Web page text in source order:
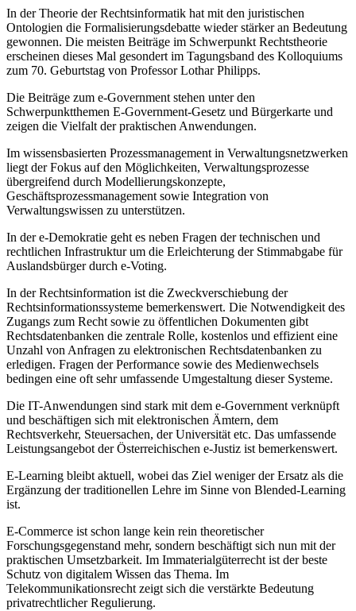
In der Theorie der Rechtsinformatik hat mit den juristischen
Ontologien die Formalisierungsdebatte wieder stärker an Bedeutung
gewonnen. Die meisten Beiträge im Schwerpunkt Rechtstheorie
erscheinen dieses Mal gesondert im Tagungsband des Kolloquiums
zum 70. Geburtstag von Professor Lothar Philipps.
Die Beiträge zum e-Government stehen unter den
Schwerpunktthemen E-Government-Gesetz und Bürgerkarte und
zeigen die Vielfalt der praktischen Anwendungen.
Im wissensbasierten Prozessmanagement in Verwaltungsnetzwerken
liegt der Fokus auf den Möglichkeiten, Verwaltungsprozesse
übergreifend durch Modellierungskonzepte,
Geschäftsprozessmanagement sowie Integration von
Verwaltungswissen zu unterstützen.
In der e-Demokratie geht es neben Fragen der technischen und
rechtlichen Infrastruktur um die Erleichterung der Stimmabgabe für
Auslandsbürger durch e-Voting.
In der Rechtsinformation ist die Zweckverschiebung der
Rechtsinformationssysteme bemerkenswert. Die Notwendigkeit des
Zugangs zum Recht sowie zu öffentlichen Dokumenten gibt
Rechtsdatenbanken die zentrale Rolle, kostenlos und effizient eine
Unzahl von Anfragen zu elektronischen Rechtsdatenbanken zu
erledigen. Fragen der Performance sowie des Medienwechsels
bedingen eine oft sehr umfassende Umgestaltung dieser Systeme.
Die IT-Anwendungen sind stark mit dem e-Government verknüpft
und beschäftigen sich mit elektronischen Ämtern, dem
Rechtsverkehr, Steuersachen, der Universität etc. Das umfassende
Leistungsangebot der Österreichischen e-Justiz ist bemerkenswert.
E-Learning bleibt aktuell, wobei das Ziel weniger der Ersatz als die
Ergänzung der traditionellen Lehre im Sinne von Blended-Learning
ist.
E-Commerce ist schon lange kein rein theoretischer
Forschungsgegenstand mehr, sondern beschäftigt sich nun mit der
praktischen Umsetzbarkeit. Im Immaterialgüterrecht ist der beste
Schutz von digitalem Wissen das Thema. Im
Telekommunikationsrecht zeigt sich die verstärkte Bedeutung
privatrechtlicher Regulierung.